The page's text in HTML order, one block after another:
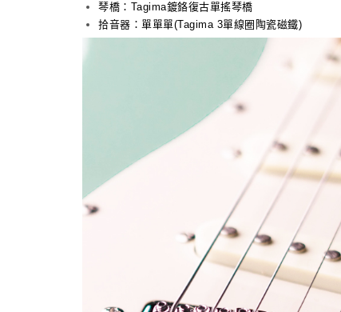
琴橋：Tagima鍍鉻復古單搖琴橋
拾音器：單單單(Tagima 3單線圈陶瓷磁鐵)